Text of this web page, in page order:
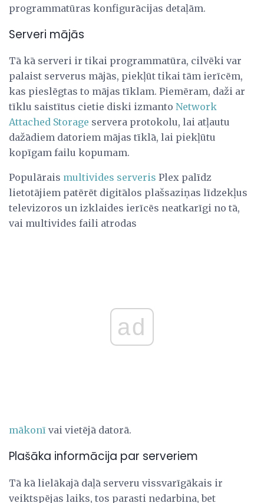
programmatūras konfigurācijas detaļām.
Serveri mājās
Tā kā serveri ir tikai programmatūra, cilvēki var
palaist serverus mājās, piekļūt tikai tām ierīcēm,
kas pieslēgtas to mājas tīklam. Piemēram, daži ar
tīklu saistītus cietie diski izmanto Network
Attached Storage servera protokolu, lai atļautu
dažādiem datoriem mājas tīklā, lai piekļūtu
kopīgam failu kopumam.
Populārais multivides serveris Plex palīdz
lietotājiem patērēt digitālos plašsaziņas līdzekļus
televizoros un izklaides ierīcēs neatkarīgi no tā,
vai multivides faili atrodas
ad
mākonī vai vietējā datorā.
Plašāka informācija par serveriem
Tā kā lielākajā daļā serveru vissvarīgākais ir
veiktspējas laiks, tos parasti nedarbina, bet